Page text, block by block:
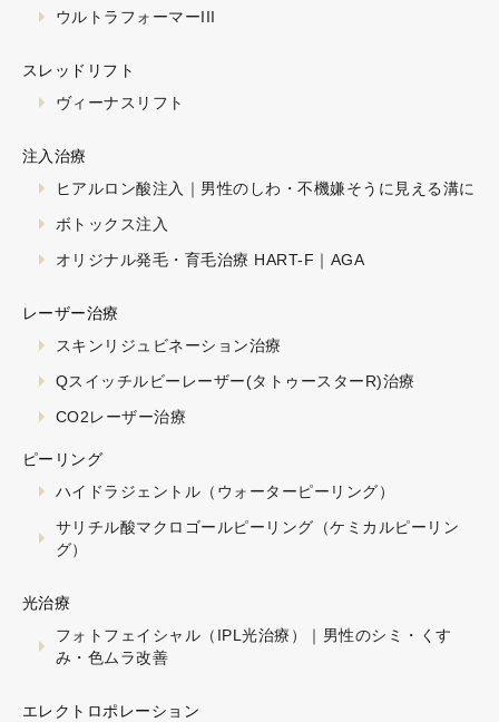
ウルトラフォーマーIII
スレッドリフト
ヴィーナスリフト
注入治療
ヒアルロン酸注入｜男性のしわ・不機嫌そうに見える溝に
ボトックス注入
オリジナル発毛・育毛治療 HART-F｜AGA
レーザー治療
スキンリジュビネーション治療
Qスイッチルビーレーザー(タトゥースターR)治療
CO2レーザー治療
ピーリング
ハイドラジェントル（ウォーターピーリング）
サリチル酸マクロゴールピーリング（ケミカルピーリン
グ）
光治療
フォトフェイシャル（IPL光治療）｜男性のシミ・くす
み・色ムラ改善
エレクトロポレーション